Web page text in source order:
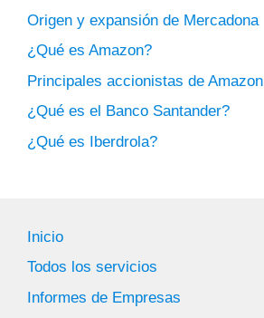
Origen y expansión de Mercadona
¿Qué es Amazon?
Principales accionistas de Amazon
¿Qué es el Banco Santander?
¿Qué es Iberdrola?
Inicio
Todos los servicios
Informes de Empresas